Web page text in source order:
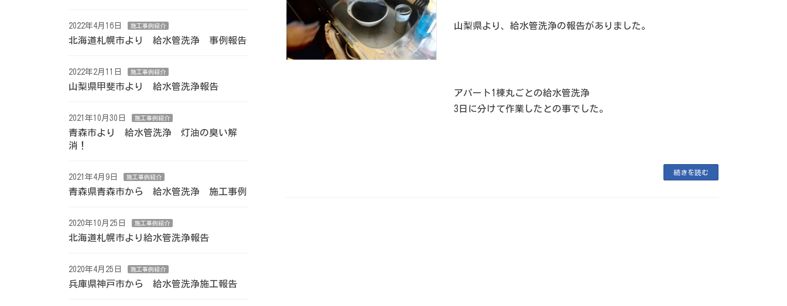
山梨県より、給水管洗浄の報告がありました。
アパート1棟丸ごとの給水管洗浄
3日に分けて作業したとの事でした。
続きを読む
2022年4月16日 施工事例紹介
北海道札幌市より 給水管洗浄 事例報告
2022年2月11日 施工事例紹介
山梨県甲斐市より 給水管洗浄報告
2021年10月30日 施工事例紹介
青森市より 給水管洗浄 灯油の臭い解
消！
2021年4月9日 施工事例紹介
青森県青森市から 給水管洗浄 施工事例
2020年10月25日 施工事例紹介
北海道札幌市より給水管洗浄報告
2020年4月25日 施工事例紹介
兵庫県神戸市から 給水管洗浄施工報告